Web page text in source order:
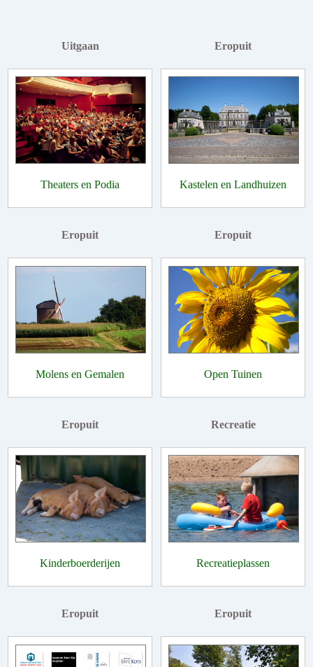
Uitgaan
Theaters en Podia
Eropuit
Kastelen en Landhuizen
Eropuit
Molens en Gemalen
Eropuit
Open Tuinen
Eropuit
Kinderboerderijen
Recreatie
Recreatieplassen
Eropuit Eropuit